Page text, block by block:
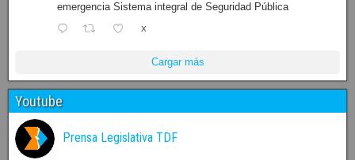
emergencia Sistema integral de Seguridad Pública
X
Cargar más
Youtube
Prensa Legislativa TDF